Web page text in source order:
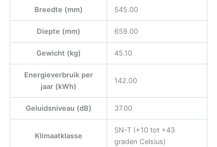
Breedte (mm) 545.00
Diepte (mm) 659.00
Gewicht (kg) 45.10
Energieverbruik per
jaar (kWh)
142.00
Geluidsniveau (dB) 37.00
Klimaatklasse
SN-T (+10 tot +43
graden Celsius)